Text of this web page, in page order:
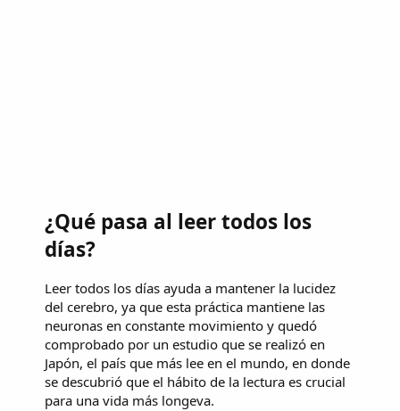
¿Qué pasa al leer todos los
días?
Leer todos los días ayuda a mantener la lucidez
del cerebro, ya que esta práctica mantiene las
neuronas en constante movimiento y quedó
comprobado por un estudio que se realizó en
Japón, el país que más lee en el mundo, en donde
se descubrió que el hábito de la lectura es crucial
para una vida más longeva.